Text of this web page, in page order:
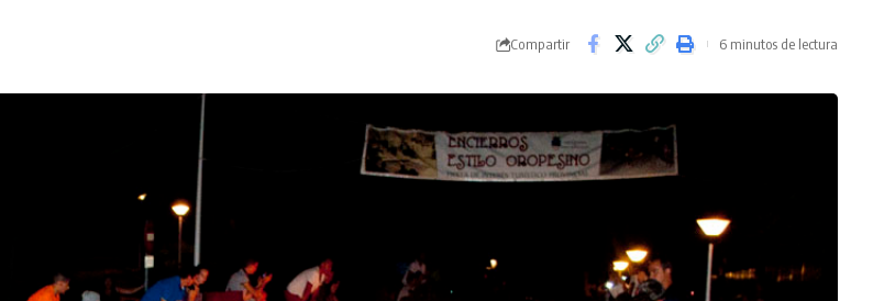
Compartir 6 minutos de lectura